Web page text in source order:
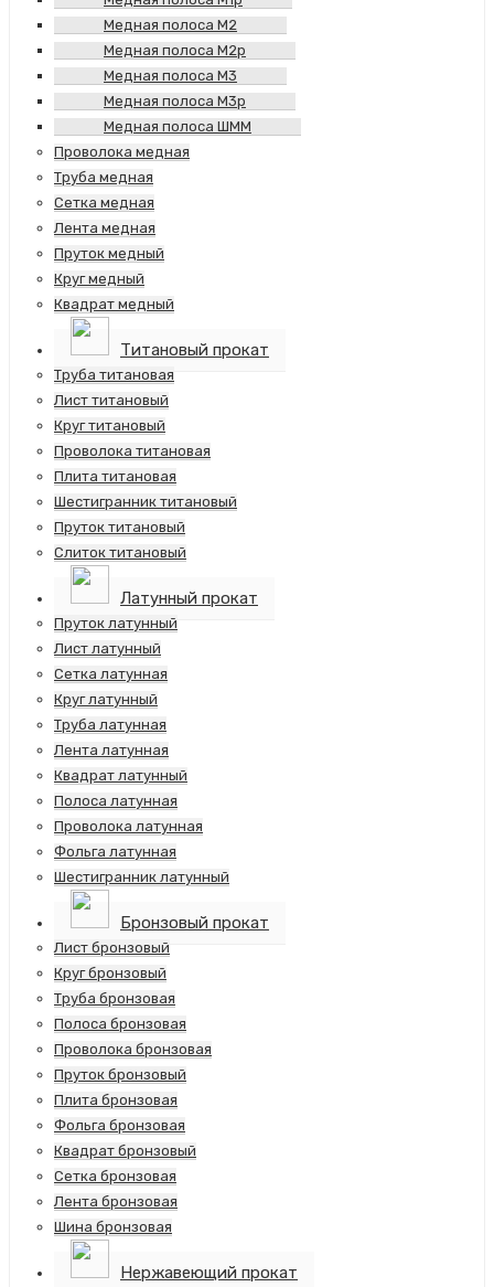
Медная полоса М2
Медная полоса М2р
Медная полоса М3
Медная полоса М3р
Медная полоса ШММ
Проволока медная
Труба медная
Сетка медная
Лента медная
Пруток медный
Круг медный
Квадрат медный
Титановый прокат
Труба титановая
Лист титановый
Круг титановый
Проволока титановая
Плита титановая
Шестигранник титановый
Пруток титановый
Слиток титановый
Латунный прокат
Пруток латунный
Лист латунный
Сетка латунная
Круг латунный
Труба латунная
Лента латунная
Квадрат латунный
Полоса латунная
Проволока латунная
Фольга латунная
Шестигранник латунный
Бронзовый прокат
Лист бронзовый
Круг бронзовый
Труба бронзовая
Полоса бронзовая
Проволока бронзовая
Пруток бронзовый
Плита бронзовая
Фольга бронзовая
Квадрат бронзовый
Сетка бронзовая
Лента бронзовая
Шина бронзовая
Нержавеющий прокат